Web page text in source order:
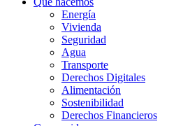
Energía
Vivienda
Seguridad
Agua
Transporte
Derechos Digitales
Alimentación
Sostenibilidad
Derechos Financieros